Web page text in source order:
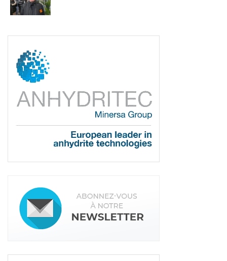
précisées dans les règles professionnelles. Et ce,
pour chaque chantier. Il faudra donc indiquer
l’étalement au départ de la centrale et à l’arrivée
sur chantier…
Les autres professionnels, tels que les carreleurs,
les maîtres d’œuvre et d’ouvrage, et les experts,
auront accès aux données en fonction de leur
profil. Pour les uns, cela permettra d’adapter la
pose des revêtements. Pour les autres, en cas de
données seront centralisées dans un cloud dédié,
à définir.
C’est assez simple. Passé la période transitoire, s’il